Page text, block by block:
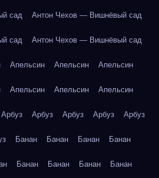
сад Антон Чехов — Вишнёвый сад
сад Антон Чехов — Вишнёвый сад
Апельсин Апельсин Апельсин
Апельсин Апельсин Апельсин
Арбуз Арбуз Арбуз Арбуз Арбуз
Банан Банан Банан Банан
Банан Банан Банан Банан